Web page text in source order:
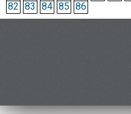
82 83 84 85 86